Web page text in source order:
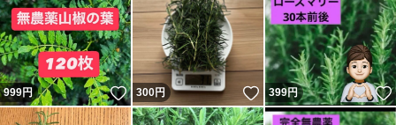
999円 いいね！
300円 いいね！
399円